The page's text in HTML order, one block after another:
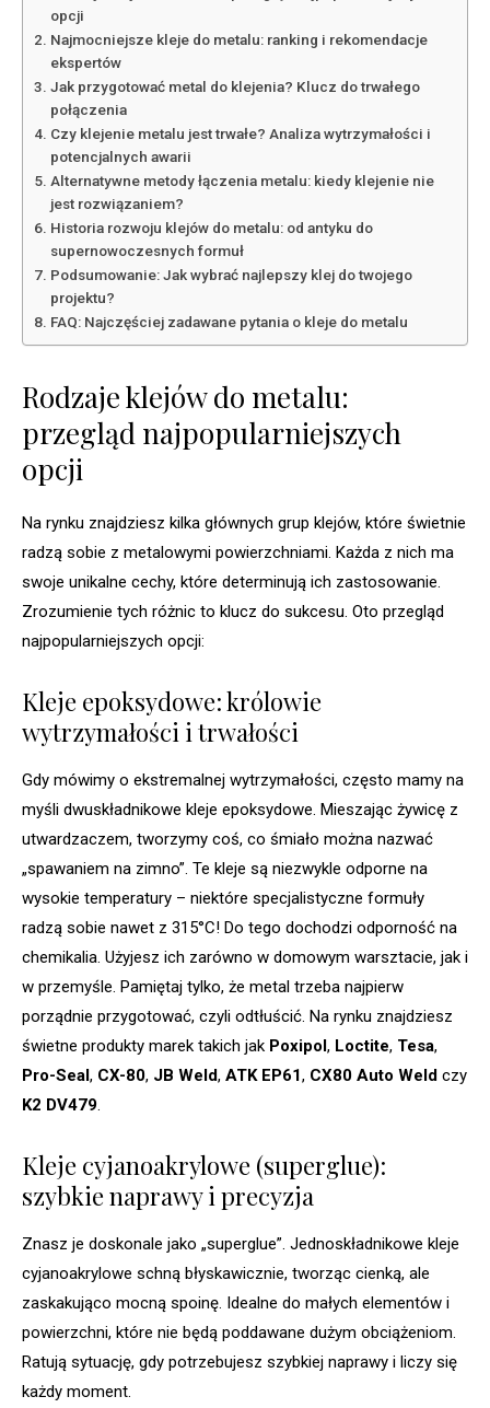
opcji
Najmocniejsze kleje do metalu: ranking i rekomendacje
ekspertów
Jak przygotować metal do klejenia? Klucz do trwałego
połączenia
Czy klejenie metalu jest trwałe? Analiza wytrzymałości i
potencjalnych awarii
Alternatywne metody łączenia metalu: kiedy klejenie nie
jest rozwiązaniem?
Historia rozwoju klejów do metalu: od antyku do
supernowoczesnych formuł
Podsumowanie: Jak wybrać najlepszy klej do twojego
projektu?
FAQ: Najczęściej zadawane pytania o kleje do metalu
Rodzaje klejów do metalu:
przegląd najpopularniejszych
opcji
Na rynku znajdziesz kilka głównych grup klejów, które świetnie
radzą sobie z metalowymi powierzchniami. Każda z nich ma
swoje unikalne cechy, które determinują ich zastosowanie.
Zrozumienie tych różnic to klucz do sukcesu. Oto przegląd
najpopularniejszych opcji:
Kleje epoksydowe: królowie
wytrzymałości i trwałości
Gdy mówimy o ekstremalnej wytrzymałości, często mamy na
myśli dwuskładnikowe kleje epoksydowe. Mieszając żywicę z
utwardzaczem, tworzymy coś, co śmiało można nazwać
„spawaniem na zimno”. Te kleje są niezwykle odporne na
wysokie temperatury – niektóre specjalistyczne formuły
radzą sobie nawet z 315°C! Do tego dochodzi odporność na
chemikalia. Użyjesz ich zarówno w domowym warsztacie, jak i
w przemyśle. Pamiętaj tylko, że metal trzeba najpierw
porządnie przygotować, czyli odtłuścić. Na rynku znajdziesz
świetne produkty marek takich jak Poxipol, Loctite, Tesa,
Pro-Seal, CX-80, JB Weld, ATK EP61, CX80 Auto Weld czy
K2 DV479.
Kleje cyjanoakrylowe (superglue):
szybkie naprawy i precyzja
Znasz je doskonale jako „superglue”. Jednoskładnikowe kleje
cyjanoakrylowe schną błyskawicznie, tworząc cienką, ale
zaskakująco mocną spoinę. Idealne do małych elementów i
powierzchni, które nie będą poddawane dużym obciążeniom.
Ratują sytuację, gdy potrzebujesz szybkiej naprawy i liczy się
każdy moment.